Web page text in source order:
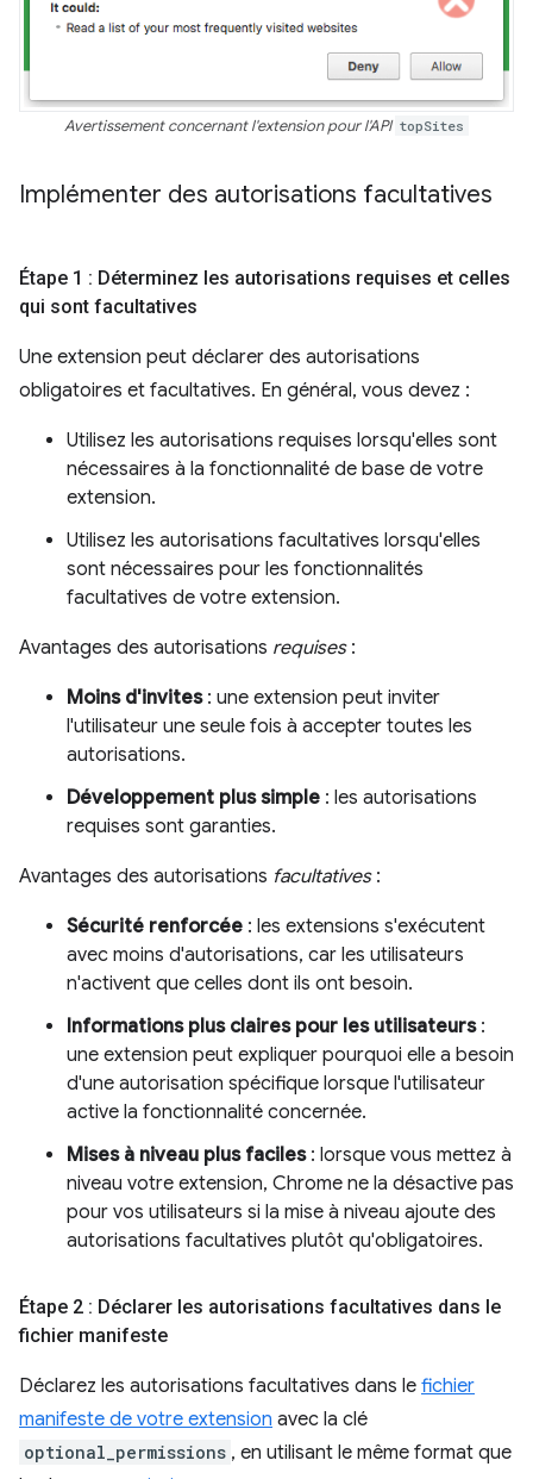
Avertissement concernant l'extension pour l'API topSites
Implémenter des autorisations facultatives
Étape 1 : Déterminez les autorisations requises et celles
qui sont facultatives
Une extension peut déclarer des autorisations
obligatoires et facultatives. En général, vous devez :
Utilisez les autorisations requises lorsqu'elles sont
nécessaires à la fonctionnalité de base de votre
extension.
Utilisez les autorisations facultatives lorsqu'elles
sont nécessaires pour les fonctionnalités
facultatives de votre extension.
Avantages des autorisations requises:
Moins d'invites: une extension peut inviter
l'utilisateur une seule fois à accepter toutes les
autorisations.
Développement plus simple : les autorisations
requises sont garanties.
Avantages des autorisations facultatives:
Sécurité renforcée : les extensions s'exécutent
avec moins d'autorisations, car les utilisateurs
n'activent que celles dont ils ont besoin.
Informations plus claires pour les utilisateurs:
une extension peut expliquer pourquoi elle a besoin
d'une autorisation spécifique lorsque l'utilisateur
active la fonctionnalité concernée.
Mises à niveau plus faciles: lorsque vous mettez à
niveau votre extension, Chrome ne la désactive pas
pour vos utilisateurs si la mise à niveau ajoute des
autorisations facultatives plutôt qu'obligatoires.
Étape 2 : Déclarer les autorisations facultatives dans le
fichier manifeste
Déclarez les autorisations facultatives dans le fichier
manifeste de votre extension avec la clé
optional_permissions , en utilisant le même format que